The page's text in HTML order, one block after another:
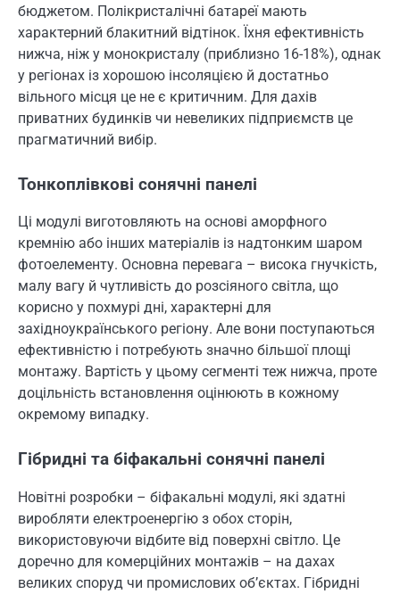
бюджетом. Полікристалічні батареї мають
характерний блакитний відтінок. Їхня ефективність
нижча, ніж у монокристалу (приблизно 16-18%), однак
у регіонах із хорошою інсоляцією й достатньо
вільного місця це не є критичним. Для дахів
приватних будинків чи невеликих підприємств це
прагматичний вибір.
Тонкоплівкові сонячні панелі
Ці модулі виготовляють на основі аморфного
кремнію або інших матеріалів із надтонким шаром
фотоелементу. Основна перевага – висока гнучкість,
малу вагу й чутливість до розсіяного світла, що
корисно у похмурі дні, характерні для
західноукраїнського регіону. Але вони поступаються
ефективністю і потребують значно більшої площі
монтажу. Вартість у цьому сегменті теж нижча, проте
доцільність встановлення оцінюють в кожному
окремому випадку.
Гібридні та біфакальні сонячні панелі
Новітні розробки – біфакальні модулі, які здатні
виробляти електроенергію з обох сторін,
використовуючи відбите від поверхні світло. Це
доречно для комерційних монтажів – на дахах
великих споруд чи промислових об’єктах. Гібридні